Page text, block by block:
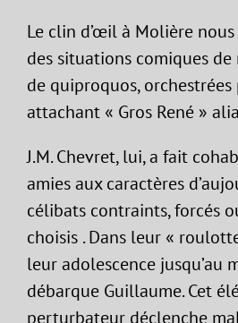
Le clin d’œil à Molière
des situations comiques de
de quiproquos,
attachant « Gros René »
J.M. Chevret, lui, a fait
amies aux caractères
célibats contraints, forcés
choisis . Dans leur «
leur adolescence jusqu’au
débarque Guillaume. Cet
perturbateur déclenche